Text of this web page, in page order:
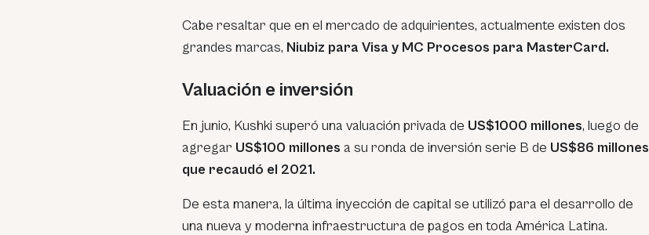
Cabe resaltar que en el mercado de adquirientes, actualmente existen dos
grandes marcas, Niubiz para Visa y MC Procesos para MasterCard.
Valuación e inversión
En junio, Kushki superó una valuación privada de US$1000 millones, luego de
agregar US$100 millones a su ronda de inversión serie B de US$86 millones
que recaudó el 2021.
De esta manera, la última inyección de capital se utilizó para el desarrollo de
una nueva y moderna infraestructura de pagos en toda América Latina.